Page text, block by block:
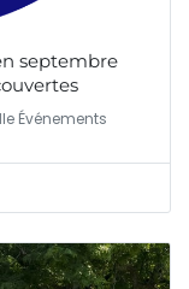
septembre
Événements